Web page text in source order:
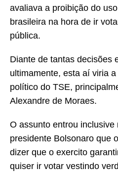
avaliava a proibição do
brasileira na hora de ir
pública.
Diante de tantas decisões
ultimamente, esta aí viria
político do TSE,
Alexandre de Moraes.
O assunto entrou inclusive
presidente Bolsonaro que
dizer que o exercito
quiser ir votar vestindo